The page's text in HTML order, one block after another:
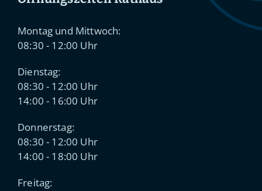
Montag und Mittwoch:
08:30 - 12:00 Uhr
Dienstag:
08:30 - 12:00 Uhr
14:00 - 16:00 Uhr
Donnerstag:
08:30 - 12:00 Uhr
14:00 - 18:00 Uhr
Freitag: